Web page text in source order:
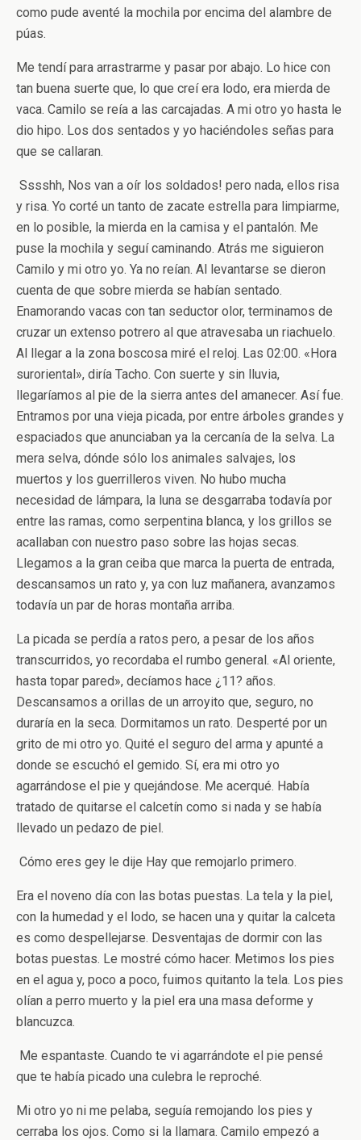
como pude aventé la mochila por encima del alambre de
púas.
Me tendí para arrastrarme y pasar por abajo. Lo hice con
tan buena suerte que, lo que creí era lodo, era mierda de
vaca. Camilo se reía a las carcajadas. A mi otro yo hasta le
dio hipo. Los dos sentados y yo haciéndoles señas para
que se callaran.
­ Sssshh, Nos van a oír los soldados! ­pero nada, ellos risa
y risa. Yo corté un tanto de zacate estrella para limpiarme,
en lo posible, la mierda en la camisa y el pantalón. Me
puse la mochila y seguí caminando. Atrás me siguieron
Camilo y mi otro yo. Ya no reían. Al levantarse se dieron
cuenta de que sobre mierda se habían sentado.
Enamorando vacas con tan seductor olor, terminamos de
cruzar un extenso potrero al que atravesaba un riachuelo.
Al llegar a la zona boscosa miré el reloj. Las 02:00. «Hora
suroriental», diría Tacho. Con suerte y sin lluvia,
llegaríamos al pie de la sierra antes del amanecer. Así fue.
Entramos por una vieja picada, por entre árboles grandes y
espaciados que anunciaban ya la cercanía de la selva. La
mera selva, dónde sólo los animales salvajes, los
muertos y los guerrilleros viven. No hubo mucha
necesidad de lámpara, la luna se desgarraba todavía por
entre las ramas, como serpentina blanca, y los grillos se
acallaban con nuestro paso sobre las hojas secas.
Llegamos a la gran ceiba que marca la puerta de entrada,
descansamos un rato y, ya con luz mañanera, avanzamos
todavía un par de horas montaña arriba.
La picada se perdía a ratos pero, a pesar de los años
transcurridos, yo recordaba el rumbo general. «Al oriente,
hasta topar pared», decíamos hace ¿11? años.
Descansamos a orillas de un arroyito que, seguro, no
duraría en la seca. Dormitamos un rato. Desperté por un
grito de mi otro yo. Quité el seguro del arma y apunté a
donde se escuchó el gemido. Sí, era mi otro yo
agarrándose el pie y quejándose. Me acerqué. Había
tratado de quitarse el calcetín como si nada y se había
llevado un pedazo de piel.
­ Cómo eres gey ­le dije­ Hay que remojarlo primero.
Era el noveno día con las botas puestas. La tela y la piel,
con la humedad y el lodo, se hacen una y quitar la calceta
es como despellejarse. Desventajas de dormir con las
botas puestas. Le mostré cómo hacer. Metimos los pies
en el agua y, poco a poco, fuimos quitanto la tela. Los pies
olían a perro muerto y la piel era una masa deforme y
blancuzca.
­ Me espantaste. Cuando te vi agarrándote el pie pensé
que te había picado una culebra ­le reproché.
Mi otro yo ni me pelaba, seguía remojando los pies y
cerraba los ojos. Como si la llamara. Camilo empezó a